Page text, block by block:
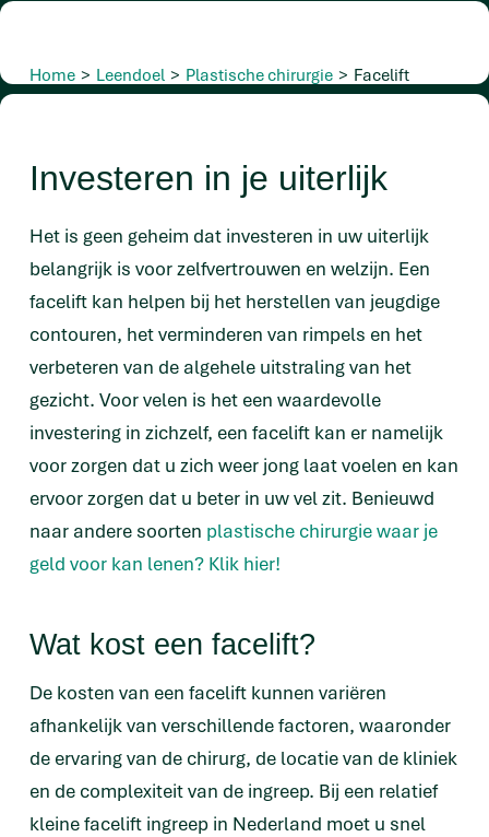
Home > Leendoel > Plastische chirurgie > Facelift
Investeren in je uiterlijk
Het is geen geheim dat investeren in uw uiterlijk
belangrijk is voor zelfvertrouwen en welzijn. Een
facelift kan helpen bij het herstellen van jeugdige
contouren, het verminderen van rimpels en het
verbeteren van de algehele uitstraling van het
gezicht. Voor velen is het een waardevolle
investering in zichzelf, een facelift kan er namelijk
voor zorgen dat u zich weer jong laat voelen en kan
ervoor zorgen dat u beter in uw vel zit. Benieuwd
naar andere soorten plastische chirurgie waar je
geld voor kan lenen? Klik hier!
Wat kost een facelift?
De kosten van een facelift kunnen variëren
afhankelijk van verschillende factoren, waaronder
de ervaring van de chirurg, de locatie van de kliniek
en de complexiteit van de ingreep. Bij een relatief
kleine facelift ingreep in Nederland moet u snel